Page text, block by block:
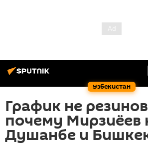
Узбекистан
График не
почему Мирзиёев
Душанбе и